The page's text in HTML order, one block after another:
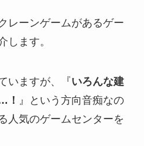
レーンゲームがあるゲー
します。
いますが、『いろんな建
！ 』という方向音痴なの
人気のゲームセンターを